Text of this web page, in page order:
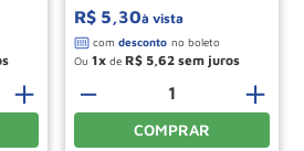
＋
R$ 5 30à vista
Ou 1 de R$ 5 62
＋
－
COMPRAR